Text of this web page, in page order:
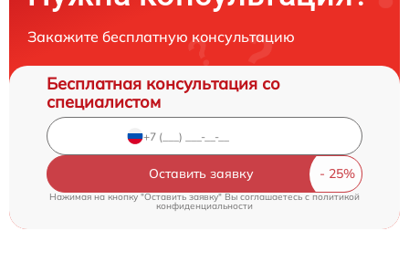
Закажите бесплатную консультацию
Бесплатная консультация со
специалистом
Оставить заявку
Нажимая на кнопку "Оставить заявку" Вы соглашаетесь c политикой
конфиденциальности